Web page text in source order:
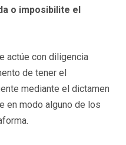
o imposibilite el
actúe con diligencia
de tener el
mediante el dictamen
en modo alguno de los